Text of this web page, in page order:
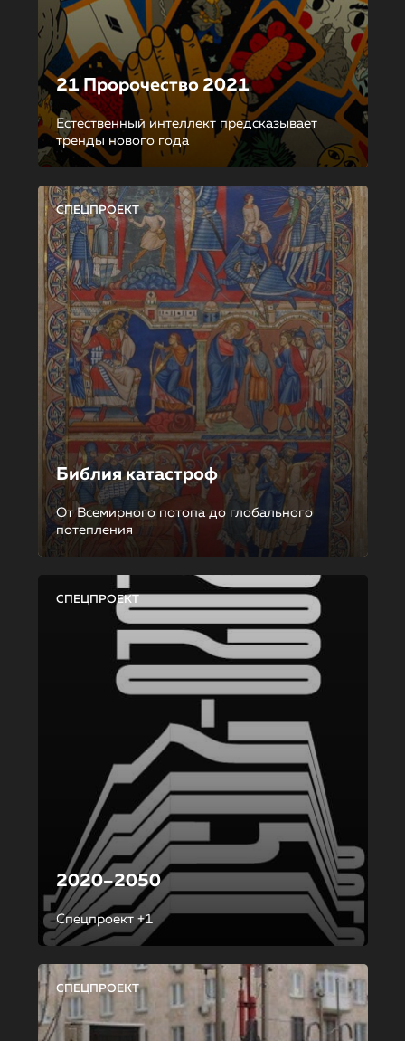
21 Пророчество 2021
Естественный интеллект предсказывает
тренды нового года
СПЕЦПРОЕКТ
Библия катастроф
От Всемирного потопа до глобального
потепления
СПЕЦПРОЕКТ
2020–2050
Спецпроект +1
СПЕЦПРОЕКТ